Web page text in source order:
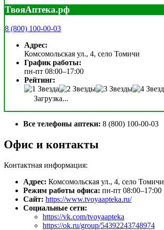
ТвояАптека.рф
8 (800) 100-00-03
Адрес:
Комсомольская ул., 4, село Томичи
График работы:
пн-пт 08:00–17:00
Рейтинг:
Загрузка...
Все телефоны аптеки: 8 (800) 100-00-03
Офис и контакты
Контактная информация:
Адрес: Комсомольская ул., 4, село Томичи
Режим работы офиса: пн-пт 08:00–17:00
Сайт: https://www.tvoyaapteka.ru/
Социальные сети:
https://vk.com/tvoyaapteka
https://ok.ru/group/54392243748974